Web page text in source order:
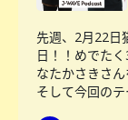
先週、2月22日
日！！めでた
なたかさきさ
そして今回の